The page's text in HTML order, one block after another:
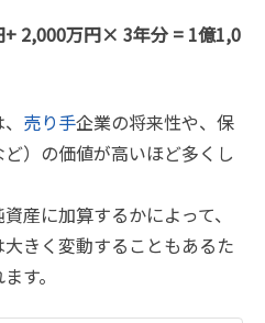
+ 2,000万円× 3年分 = 1億1,0
売り手企業の将来性や、保
）の価値が高いほど多くし
産に加算するかによって、
きく変動することもあるた
す。